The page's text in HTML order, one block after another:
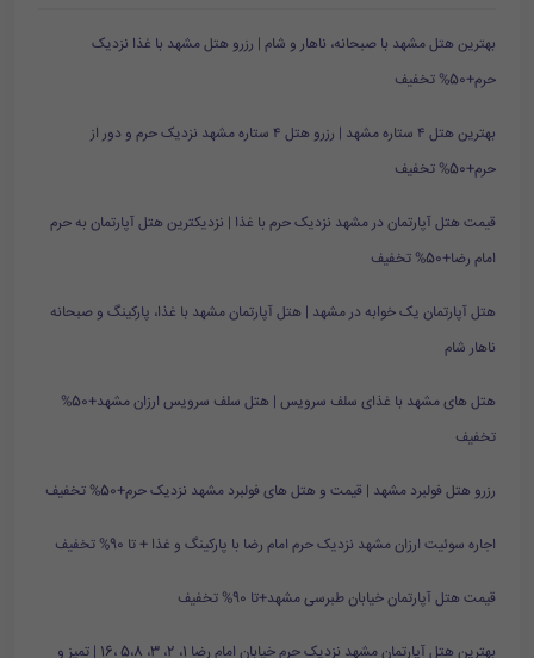
بهترین هتل مشهد با صبحانه، ناهار و شام | رزرو هتل مشهد با غذا نزدیک
حرم+50% تخفیف
بهترین هتل ۴ ستاره مشهد | رزرو هتل ۴ ستاره مشهد نزدیک حرم و دور از
حرم+50% تخفیف
قیمت هتل آپارتمان در مشهد نزدیک حرم با غذا | نزدیکترین هتل آپارتمان به حرم
امام رضا+50% تخفیف
هتل آپارتمان یک خوابه در مشهد | هتل آپارتمان مشهد با غذا، پارکینگ و صبحانه
ناهار شام
هتل های مشهد با غذای سلف سرویس | هتل سلف سرویس ارزان مشهد+50%
تخفیف
رزرو هتل فولبرد مشهد | قیمت و هتل های فولبرد مشهد نزدیک حرم+50% تخفیف
اجاره سوئیت ارزان مشهد نزدیک حرم امام رضا با پارکینگ و غذا + تا 90% تخفیف
قیمت هتل آپارتمان خیابان طبرسی مشهد+تا 90% تخفیف
بهترین هتل آپارتمان مشهد نزدیک حرم خیابان امام رضا 1، 2، 3، 5،8 ،16 | تمیز و